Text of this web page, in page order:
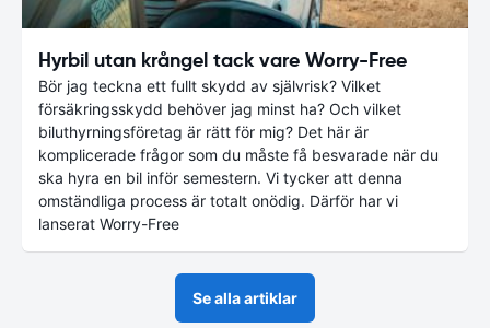
Hyrbil utan krångel tack vare Worry-Free
Bör jag teckna ett fullt skydd av självrisk? Vilket
försäkringsskydd behöver jag minst ha? Och vilket
biluthyrningsföretag är rätt för mig? Det här är
komplicerade frågor som du måste få besvarade när du
ska hyra en bil inför semestern. Vi tycker att denna
omständliga process är totalt onödig. Därför har vi
lanserat Worry-Free
Se alla artiklar